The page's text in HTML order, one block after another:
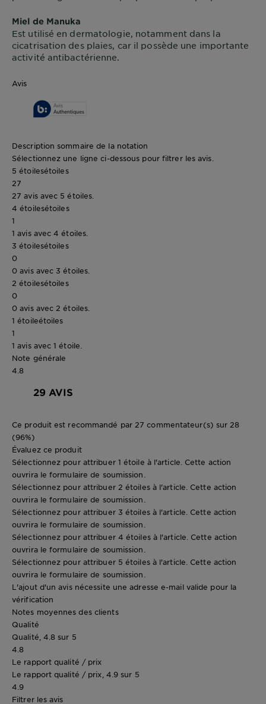
Miel de Manuka
Est utilisé en dermatologie, notamment dans la
cicatrisation des plaies, car il possède une importante
activité antibactérienne.
Avis
Description sommaire de la notation
Sélectionnez une ligne ci-dessous pour filtrer les avis.
5 étoilesétoiles
27
27 avis avec 5 étoiles.
4 étoilesétoiles
1
1 avis avec 4 étoiles.
3 étoilesétoiles
0
0 avis avec 3 étoiles.
2 étoilesétoiles
0
0 avis avec 2 étoiles.
1 étoileétoiles
1
1 avis avec 1 étoile.
Note générale
4.8
29 AVIS
Ce produit est recommandé par 27 commentateur(s) sur 28
(96%)
Évaluez ce produit
Sélectionnez pour attribuer 1 étoile à l'article. Cette action
ouvrira le formulaire de soumission.
Sélectionnez pour attribuer 2 étoiles à l'article. Cette action
ouvrira le formulaire de soumission.
Sélectionnez pour attribuer 3 étoiles à l'article. Cette action
ouvrira le formulaire de soumission.
Sélectionnez pour attribuer 4 étoiles à l'article. Cette action
ouvrira le formulaire de soumission.
Sélectionnez pour attribuer 5 étoiles à l'article. Cette action
ouvrira le formulaire de soumission.
L'ajout d'un avis nécessite une adresse e-mail valide pour la
vérification
Notes moyennes des clients
Qualité
Qualité, 4.8 sur 5
4.8
Le rapport qualité / prix
Le rapport qualité / prix, 4.9 sur 5
4.9
Filtrer les avis